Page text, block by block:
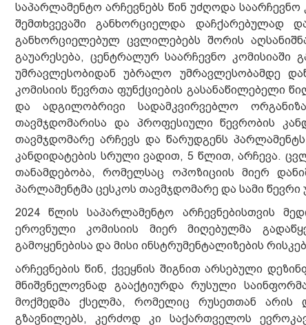
საპარლამენტო არჩევნებს წინ უძღოდა
შემთხვევაში განხორციელდა დაჩქარებულად
განხორციელებულ ცვლილებებს შორის
გაუარესება, ცენტრალურ საარჩევნო კომისიაში
უმრავლესობიდან უბრალო უმრავლესობამდე
კომისიის წევრთა ფუნქციების გასანაწილებელი
და ადგილობრივი სადამკვირვებლო
თავმჯდომარისა და პროფესიული წევრობის
თავმჯდომარე არჩევს და წარუდგენს
კანდიდატების სრული ვადით, 5 წლით, არჩევა.
თანამდებობა, რომელსაც ოპოზიციის მიერ
პარლამენტმა ცესკოს თავმჯდომარე და სამი
2024 წლის საპარლამენტო არჩევნებისთვის
ეროვნული კომისიის მიერ მიღებულმა
გამოყენებისა და მისი ინსტრუმენტალიზების
არჩევნების წინ, ქვეყნის შიგნით არსებული
მნიშვნელოვნად გააქტიურდა რუსული
მოქმედმა ქსელმა, რომელიც რუსეთთან არის
გზავნილებს, კერძოდ კი საქართველოს